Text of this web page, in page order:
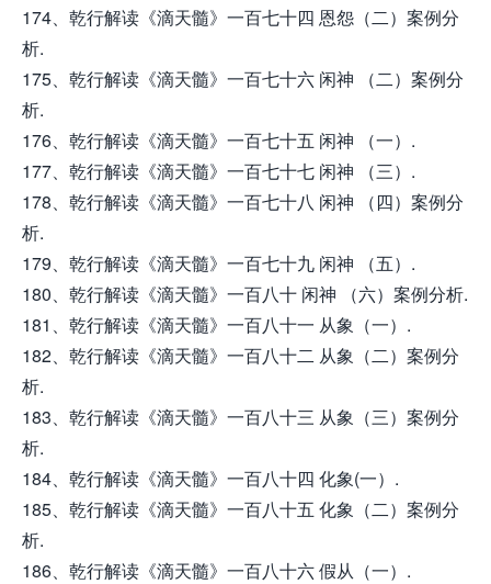
174、乾行解读《滴天髓》一百七十四 恩怨（二）案例分
析.
175、乾行解读《滴天髓》一百七十六 闲神 （二）案例分
析.
176、乾行解读《滴天髓》一百七十五 闲神 （一）.
177、乾行解读《滴天髓》一百七十七 闲神 （三）.
178、乾行解读《滴天髓》一百七十八 闲神 （四）案例分
析.
179、乾行解读《滴天髓》一百七十九 闲神 （五）.
180、乾行解读《滴天髓》一百八十 闲神 （六）案例分析.
181、乾行解读《滴天髓》一百八十一 从象（一）.
182、乾行解读《滴天髓》一百八十二 从象（二）案例分
析.
183、乾行解读《滴天髓》一百八十三 从象（三）案例分
析.
184、乾行解读《滴天髓》一百八十四 化象(一）.
185、乾行解读《滴天髓》一百八十五 化象（二）案例分
析.
186、乾行解读《滴天髓》一百八十六 假从（一）.